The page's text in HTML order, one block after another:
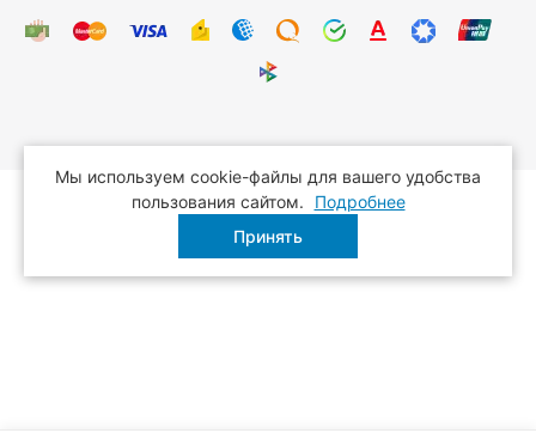
Мы используем cookie-файлы для вашего удобства
пользования сайтом.
Подробнее
Принять